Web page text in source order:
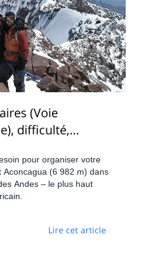
(Voie
difficulté,
pour organiser votre
(6 982 m) dans
Andes – le plus haut
Lire cet article